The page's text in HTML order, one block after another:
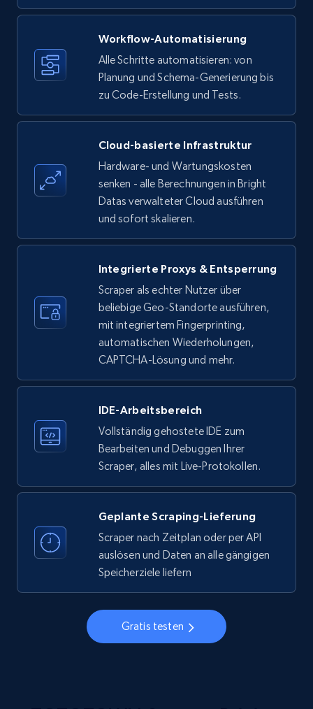
Title, Seller name, Brand, Description, Initial
35.3K+ 5.7K+ Gratis testen
Amazon products - find products by using
upc numbers
Title, Seller name, Brand, Description, Initial
price, Currency, Availability, Reviews count, and
LinkedIn company information
ID, Name, Country code, Locations, Followers,
Employees in linkedin, About, Specialties, and
3.5K+ Gratis testen
business account, Is professional account, Is
verified, and more.
3.5K+ Gratis testen
Instagram - Profiles - Collect profile
Workflow-Automatisierung
Alle Schritte automatisieren: von
Planung und Schema-Generierung bis
zu Code-Erstellung und Tests.
Cloud-basierte Infrastruktur
Hardware- und Wartungskosten
senken - alle Berechnungen in Bright
Datas verwalteter Cloud ausführen
und sofort skalieren.
Integrierte Proxys & Entsperrung
Scraper als echter Nutzer über
beliebige Geo-Standorte ausführen,
mit integriertem Fingerprinting,
automatischen Wiederholungen,
CAPTCHA-Lösung und mehr.
IDE-Arbeitsbereich
Vollständig gehostete IDE zum
Bearbeiten und Debuggen Ihrer
Scraper, alles mit Live-Protokollen.
Geplante Scraping-Lieferung
Scraper nach Zeitplan oder per API
auslösen und Daten an alle gängigen
Speicherziele liefern
Gratis testen